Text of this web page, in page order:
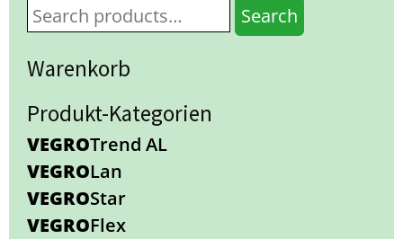
Search
Warenkorb
Produkt-Kategorien
VEGROTrend AL
VEGROLan
VEGROStar
VEGROFlex